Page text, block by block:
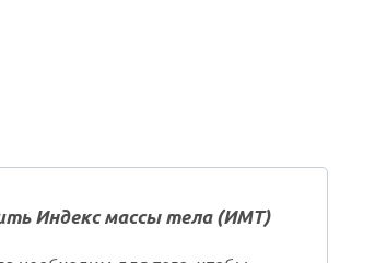
Индекс массы тела (ИМТ)